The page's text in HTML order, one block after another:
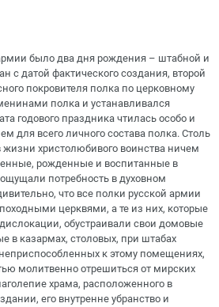
было два дня рождения – штабной и
с датой фактического создания, второй
покровителя полка по церковному
полка и устанавливался
годового праздника чтилась особо и
для всего личного состава полка. Столь
христолюбивого воинства ничем
рожденные и воспитанные в
потребность в духовном
что все полки русской армии
церквями, а те из них, которые
обустраивали свои домовые
в казармах, столовых, при штабах
неприспособленных к этому помещениях,
молитвенно отрешиться от мирских
храма, расположенного в
его внутренне убранство и